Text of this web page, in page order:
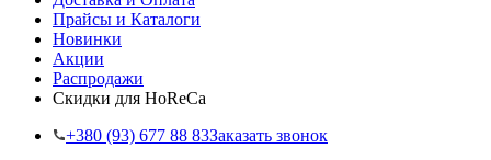
Прайсы и Каталоги
Новинки
Акции
Распродажи
Скидки для HoReCa
+38‎0 (93) 677 88 83Заказать звонок